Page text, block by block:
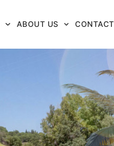
ABOUT US CONTACT